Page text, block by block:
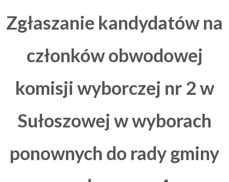
Zgłaszanie kandydatów na
członków obwodowej
komisji wyborczej nr 2 w
Sułoszowej w wyborach
ponownych do rady gminy